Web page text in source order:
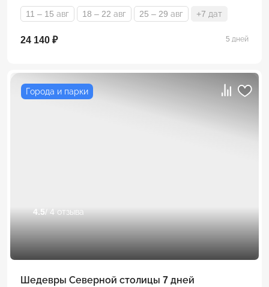
11 – 15 авг 18 – 22 авг 25 – 29 авг +7 дат
24 140 ₽ 5 дней
Города и парки
4.5/ 4 отзыва
Шедевры Северной столицы 7 дней